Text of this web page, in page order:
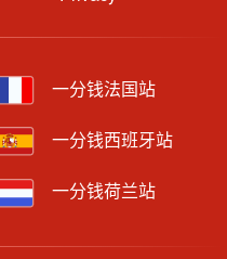
一分钱法国站
一分钱西班牙站
一分钱荷兰站